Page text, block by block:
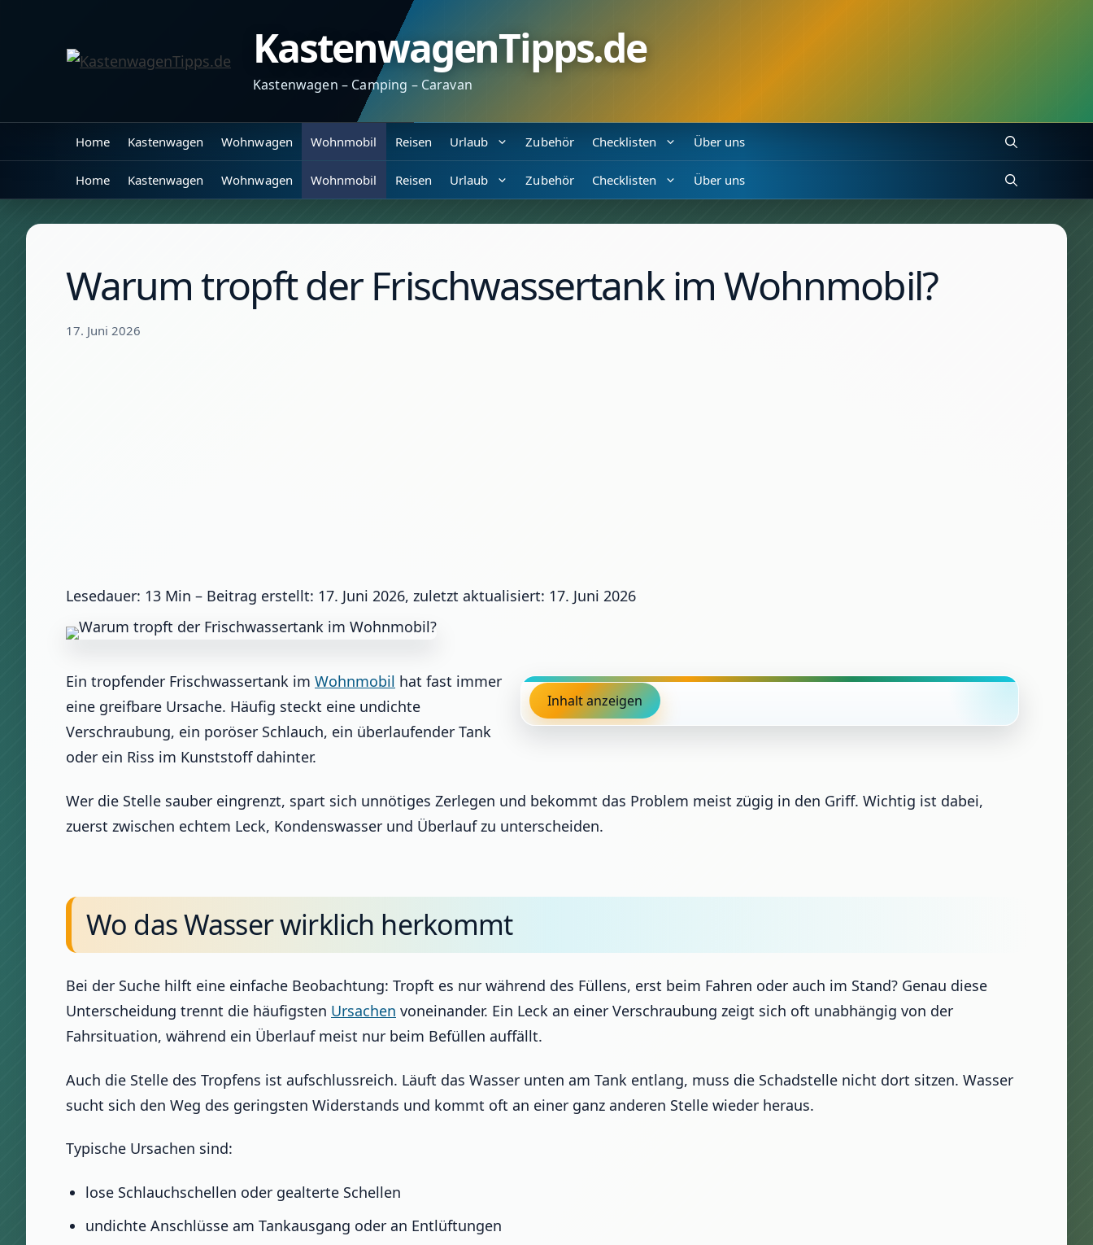
KastenwagenTipps.de
Kastenwagen – Camping – Caravan
Home Kastenwagen Wohnwagen Wohnmobil Reisen Urlaub Zubehör Checklisten Über uns
Home Kastenwagen Wohnwagen Wohnmobil Reisen Urlaub Zubehör Checklisten Über uns
Warum tropft der Frischwassertank im Wohnmobil?
17. Juni 2026
Lesedauer: 13 Min – Beitrag erstellt: 17. Juni 2026, zuletzt aktualisiert: 17. Juni 2026
Inhalt anzeigen
Ein tropfender Frischwassertank im Wohnmobil hat fast immer
eine greifbare Ursache. Häufig steckt eine undichte
Verschraubung, ein poröser Schlauch, ein überlaufender Tank
oder ein Riss im Kunststoff dahinter.
Wer die Stelle sauber eingrenzt, spart sich unnötiges Zerlegen und bekommt das Problem meist zügig in den Griff. Wichtig ist dabei,
zuerst zwischen echtem Leck, Kondenswasser und Überlauf zu unterscheiden.
Wo das Wasser wirklich herkommt
Bei der Suche hilft eine einfache Beobachtung: Tropft es nur während des Füllens, erst beim Fahren oder auch im Stand? Genau diese
Unterscheidung trennt die häufigsten Ursachen voneinander. Ein Leck an einer Verschraubung zeigt sich oft unabhängig von der
Fahrsituation, während ein Überlauf meist nur beim Befüllen auffällt.
Auch die Stelle des Tropfens ist aufschlussreich. Läuft das Wasser unten am Tank entlang, muss die Schadstelle nicht dort sitzen. Wasser
sucht sich den Weg des geringsten Widerstands und kommt oft an einer ganz anderen Stelle wieder heraus.
Typische Ursachen sind:
lose Schlauchschellen oder gealterte Schellen
undichte Anschlüsse am Tankausgang oder an Entlüftungen